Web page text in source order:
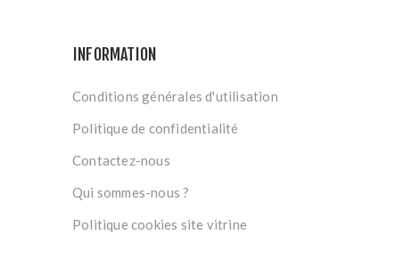
INFORMATION
Conditions générales d'utilisation
Politique de confidentialité
Contactez-nous
Qui sommes-nous ?
Politique cookies site vitrine